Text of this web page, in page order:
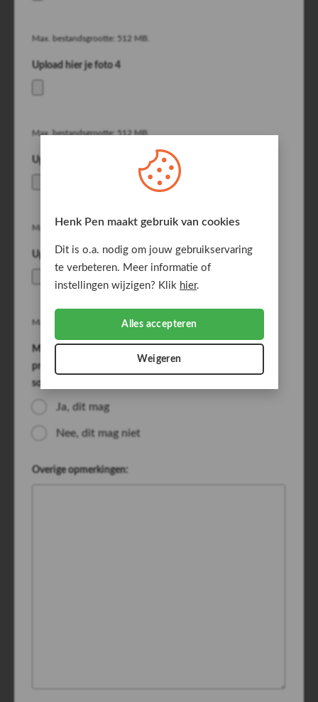
Henk Pen maakt gebruik van cookies
Dit is o.a. nodig om jouw gebruikservaring
te verbeteren. Meer informatie of
instellingen wijzigen? Klik hier.
Alles accepteren
Weigeren
Max. bestandsgrootte: 512 MB.
Upload hier je foto 4
Max. bestandsgrootte: 512 MB.
Upload hier je foto 5
Max. bestandsgrootte: 512 MB.
Upload hier je foto 6
Max. bestandsgrootte: 512 MB.
Mijn foto's mogen gebruikt worden voor
promotiedoeleinden, bijvoorbeeld: op de website of
sociale media.
Ja, dit mag
Nee, dit mag niet
Overige opmerkingen: